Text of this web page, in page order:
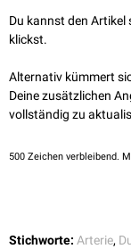
und Vena poplitea
Du kannst den Artikel
klickst.
Alternativ kümmert
Deine zusätzlichen
vollständig zu
500 Zeichen verbleibend.
Stichworte: Arterie,